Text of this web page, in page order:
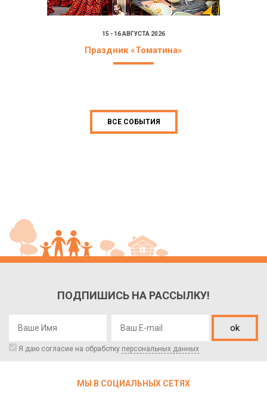
15 - 16 АВГУСТА 2026
Праздник «Томатина»
ВСЕ СОБЫТИЯ
ПОДПИШИСЬ НА РАССЫЛКУ!
ok
Я даю согласие на обработку персональных данных
МЫ В СОЦИАЛЬНЫХ СЕТЯХ